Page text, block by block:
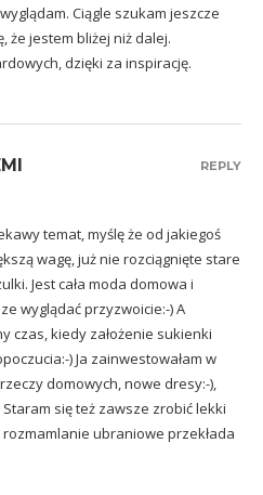
Ciągle szukam jeszcze
że jestem bliżej niż dalej.
dzięki za inspirację.
temat, myślę że od jakiegoś
wagę, już nie rozciągnięte stare
Jest cała moda domowa i
wyglądać przyzwoicie:-) A
czas, kiedy założenie sukienki
) Ja zainwestowałam w
domowych, nowe dresy:-),
się też zawsze zrobić lekki
ubraniowe przekłada
REPLY